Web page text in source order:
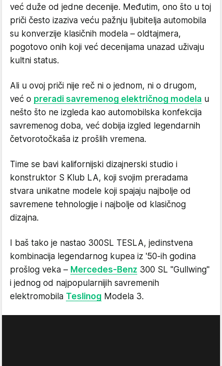
već duže od jedne decenije. Međutim, ono što u toj
priči često izaziva veću pažnju ljubitelja automobila
su konverzije klasičnih modela – oldtajmera,
pogotovo onih koji već decenijama unazad uživaju
kultni status.
Ali u ovoj priči nije reč ni o jednom, ni o drugom,
već o preradi savremenog električnog modela u
nešto što ne izgleda kao automobilska konfekcija
savremenog doba, već dobija izgled legendarnih
četvorotočkaša iz prošlih vremena.
Time se bavi kalifornijski dizajnerski studio i
konstruktor S Klub LA, koji svojim preradama
stvara unikatne modele koji spajaju najbolje od
savremene tehnologije i najbolje od klasičnog
dizajna.
I baš tako je nastao 300SL TESLA, jedinstvena
kombinacija legendarnog kupea iz '50-ih godina
prošlog veka – Mercedes-Benz 300 SL "Gullwing"
i jednog od najpopularnijih savremenih
elektromobila Teslinog Modela 3.